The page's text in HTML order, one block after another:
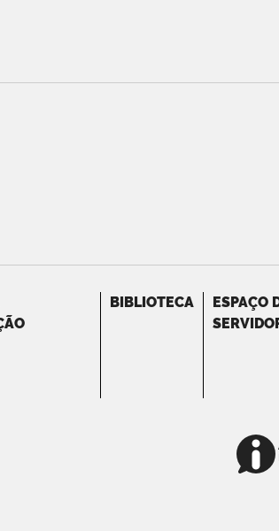
BIBLIOTECA
ESPAÇO